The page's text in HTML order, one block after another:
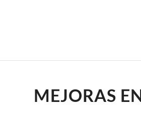
MEJORAS